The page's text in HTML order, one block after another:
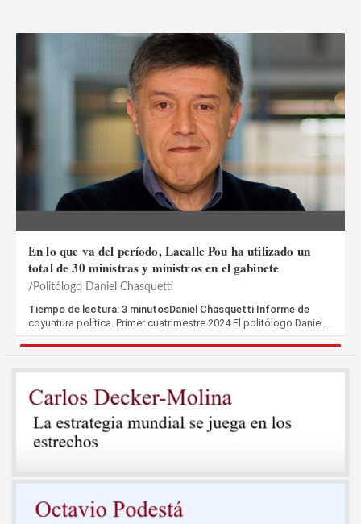
En lo que va del período, Lacalle Pou ha utilizado un
total de 30 ministras y ministros en el gabinete
Politólogo Daniel Chasquetti
Tiempo de lectura: 3 minutosDaniel Chasquetti Informe de
coyuntura política. Primer cuatrimestre 2024 El politólogo Daniel…